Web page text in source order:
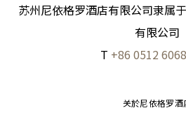
苏州尼依格罗酒店有限公司隶属
有限公司
T +86 0512
关於尼依格罗酒